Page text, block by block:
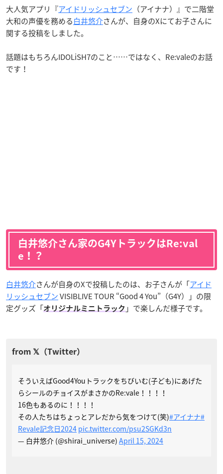
大人気アプリ『アイドリッシュセブン （アイナナ）』で二階堂
大和の声優を務める白井悠介さんが、自身のXにてお子さんに
関する投稿をしました。
話題はもちろんIDOLiSH7のこと……ではなく、Re:valeのお話
です！
白井悠介さん家のG4YトラックはRe:val
e！？
白井悠介さんが自身のXで投稿したのは、お子さんが「アイド
リッシュセブンVISIBLIVE TOUR “Good 4 You”（G4Y）」の限
定グッズ「オリジナルミニトラック 」で楽しんだ様子です。
そういえばGood4Youトラックをちびいむ(子ども)にあげた
らシールのチョイスがまさかのRe:vale！！！！
16色もあるのに！！！！
その人たちはちょっとアレだから気をつけて(笑)#アイナナ#
Revale記念日2024 pic.twitter.com/psu2SGKd3n
— 白井悠介 (@shirai_universe) April 15, 2024